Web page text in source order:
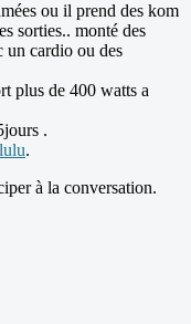
ou il prend des kom
sorties.. monté des
un cardio ou des
plus de 400 watts a
.
lulu.
à la conversation.